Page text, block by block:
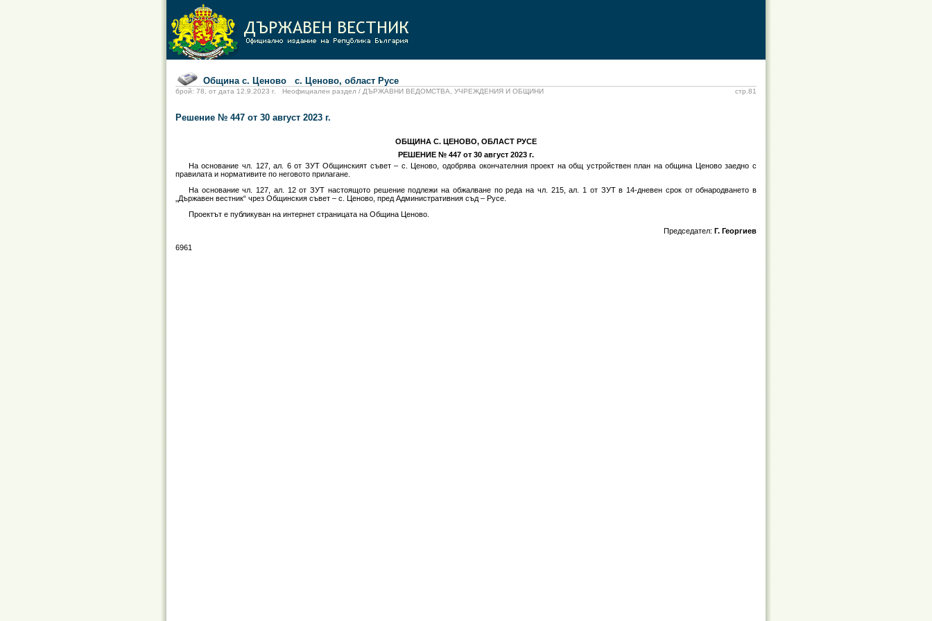
Община с. Ценово с. Ценово, област Русе
брой: 78, от дата 12.9.2023 г. Неофициален раздел / ДЪРЖАВНИ ВЕДОМСТВА, УЧРЕЖДЕНИЯ И ОБЩИНИ стр.81
Решение № 447 от 30 август 2023 г.
ОБЩИНА С. ЦЕНОВО, ОБЛАСТ РУСЕ
РЕШЕНИЕ № 447 от 30 август 2023 г.
На основание чл. 127, ал. 6 от ЗУТ Общинският съвет – с. Ценово, одобрява окончателния проект на общ устройствен план на община Ценово заедно с
правилата и нормативите по неговото прилагане.
На основание чл. 127, ал. 12 от ЗУТ настоящото решение подлежи на обжалване по реда на чл. 215, ал. 1 от ЗУТ в 14-дневен срок от обнародването в
„Държавен вестник“ чрез Общинския съвет – с. Ценово, пред Административния съд – Русе.
Проектът е публикуван на интернет страницата на Община Ценово.
Председател: Г. Георгиев
6961